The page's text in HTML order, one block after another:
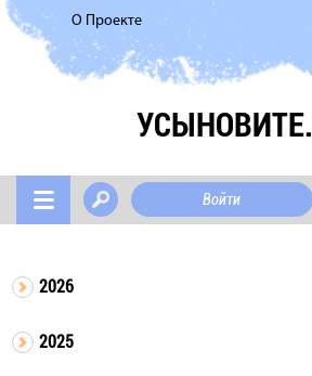
О Проекте
УСЫНОВИТЕ.
Войти
2026
2025